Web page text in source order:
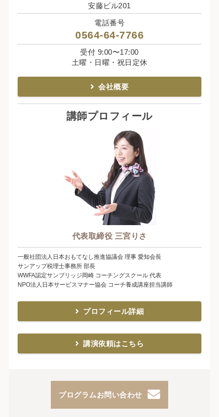
プログラムお問い合わせ
安藤ビル201
電話番号
0564-64-7766
受付 9:00〜17:00
土曜・日曜・祝日定休
会社概要
講師プロフィール
代表取締役 三宮りさ
一般社団法人日本おもてなし推進協議会 理事 愛知会長
サンアップ税理士事務所 部長
WWFA認定サンブリッジ岡崎 コーチングスクール 代表
NPO法人日本サービスマナー協会 コーチ養成講座担当講師
プロフィール詳細
講演依頼はこちら